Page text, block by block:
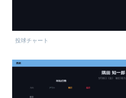
投球チャート